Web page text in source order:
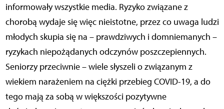
informowały wszystkie media. Ryzyko związane z
chorobą wydaje się więc nieistotne, przez co uwaga ludzi
młodych skupia się na – prawdziwych i domniemanych –
ryzykach niepożądanych odczynów poszczepiennych.
Seniorzy przeciwnie – wiele słyszeli o związanym z
wiekiem narażeniem na ciężki przebieg COVID-19, a do
tego mają za sobą w większości pozytywne